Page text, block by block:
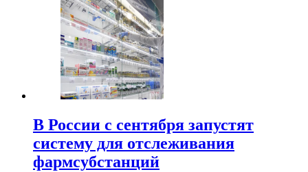
В России с сентября запустят
систему для отслеживания
фармсубстанций